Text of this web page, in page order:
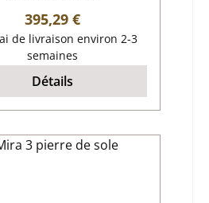
Prix régulier :
395,29 €
de livraison environ 2-3
semaines
Détails